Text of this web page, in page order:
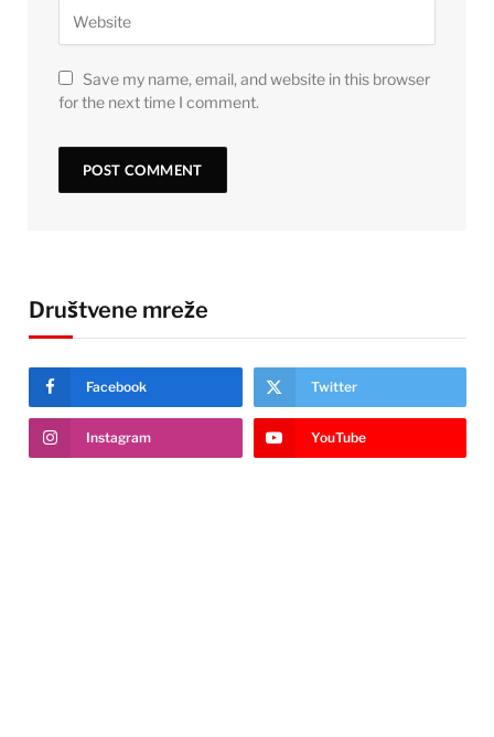
Save my name, email, and website in this browser
for the next time I comment.
Društvene mreže
Facebook Twitter
Instagram YouTube